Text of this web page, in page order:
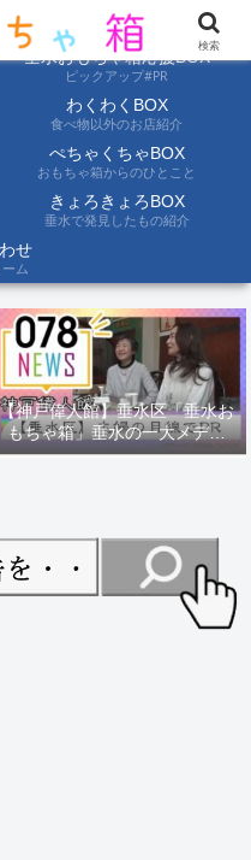
分たちの目でみて聞いて伝えます
垂水おもちゃ箱応援BOX
ピックアップ#PR
わくわくBOX
食べ物以外のお店紹介
ぺちゃくちゃBOX
おもちゃ箱からのひとこと
きょろきょろBOX
垂水で発見したもの紹介
せ
ム
神戸偉人館】垂水区「垂水お
もちゃ箱」垂水の一大メディ
！？｜神戸の魅力を凸インタ
検索